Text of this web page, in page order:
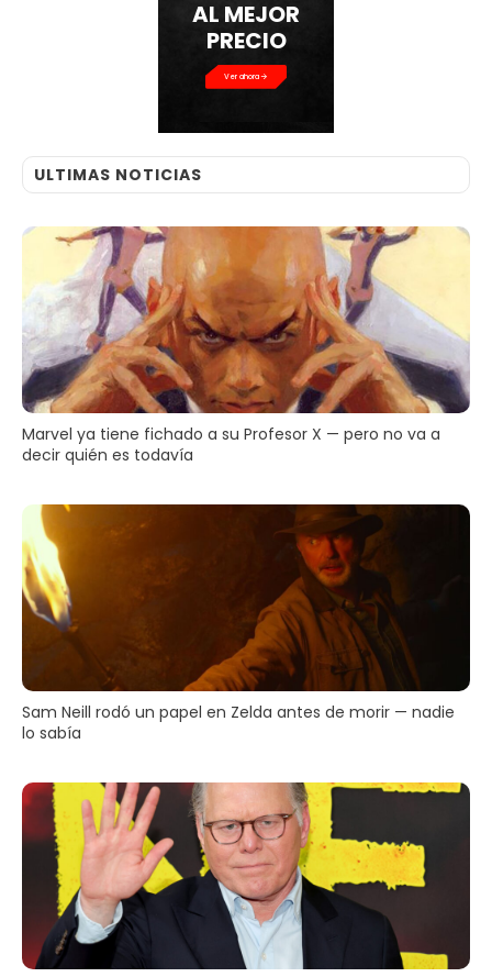
AL MEJOR
PRECIO
Ver ahora
ULTIMAS NOTICIAS
Marvel ya tiene fichado a su Profesor X — pero no va a
decir quién es todavía
Sam Neill rodó un papel en Zelda antes de morir — nadie
lo sabía